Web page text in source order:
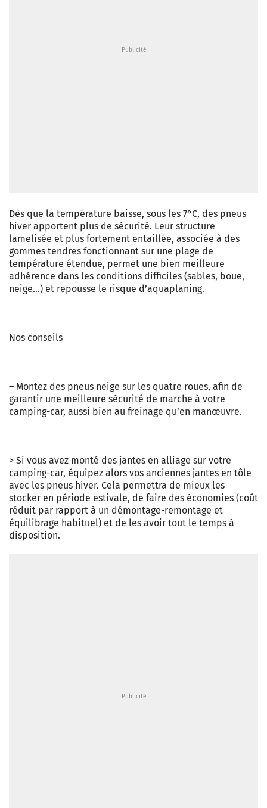
Dès que la température baisse, sous les 7°C, des pneus
hiver apportent plus de sécurité. Leur structure
lamelisée et plus fortement entaillée, associée à des
gommes tendres fonctionnant sur une plage de
température étendue, permet une bien meilleure
adhérence dans les conditions difficiles (sables, boue,
neige…) et repousse le risque d’aquaplaning.
Nos conseils
– Montez des pneus neige sur les quatre roues, afin de
garantir une meilleure sécurité de marche à votre
camping-car, aussi bien au freinage qu’en manœuvre.
> Si vous avez monté des jantes en alliage sur votre
camping-car, équipez alors vos anciennes jantes en tôle
avec les pneus hiver. Cela permettra de mieux les
stocker en période estivale, de faire des économies (coût
réduit par rapport à un démontage-remontage et
équilibrage habituel) et de les avoir tout le temps à
disposition.